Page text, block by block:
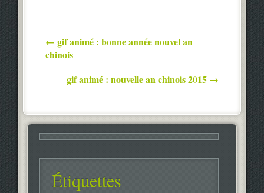
Post navigation
← gif animé : bonne année nouvel an
chinois
gif animé : nouvelle an chinois 2015 →
Étiquettes